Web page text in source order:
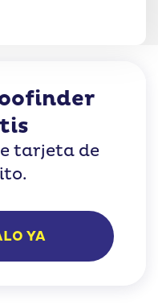
tarjeta de
YA